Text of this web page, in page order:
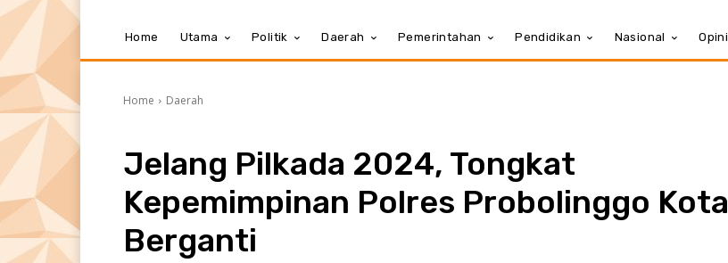
Home Utama Politik Daerah Pemerintahan Pendidikan Nasional Opini
Home Daerah
Jelang Pilkada 2024, Tongkat
Kepemimpinan Polres Probolinggo Kota
Berganti